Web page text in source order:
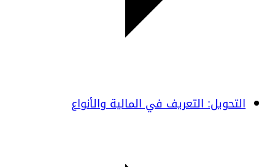
التحويل: التعريف في المالية والأنواع